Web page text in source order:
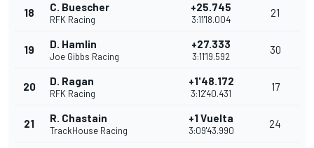
18 C. Buescher
RFK Racing
+25.745
3:11'18.004
21
19 D. Hamlin
Joe Gibbs Racing
+27.333
3:11'19.592
30
20 D. Ragan
RFK Racing
+1'48.172
3:12'40.431
17
21 R. Chastain
TrackHouse Racing
+1 Vuelta
3:09'43.990
24